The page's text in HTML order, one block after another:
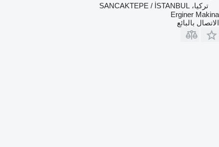
تركيا، SANCAKTEPE / İSTANBUL
Erginer Makina
الاتصال بالبائع